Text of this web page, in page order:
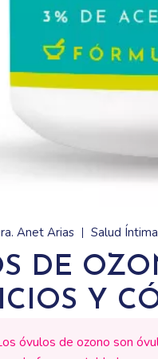
Anet Arias Salud
DE
Y
óvulos de ozono son